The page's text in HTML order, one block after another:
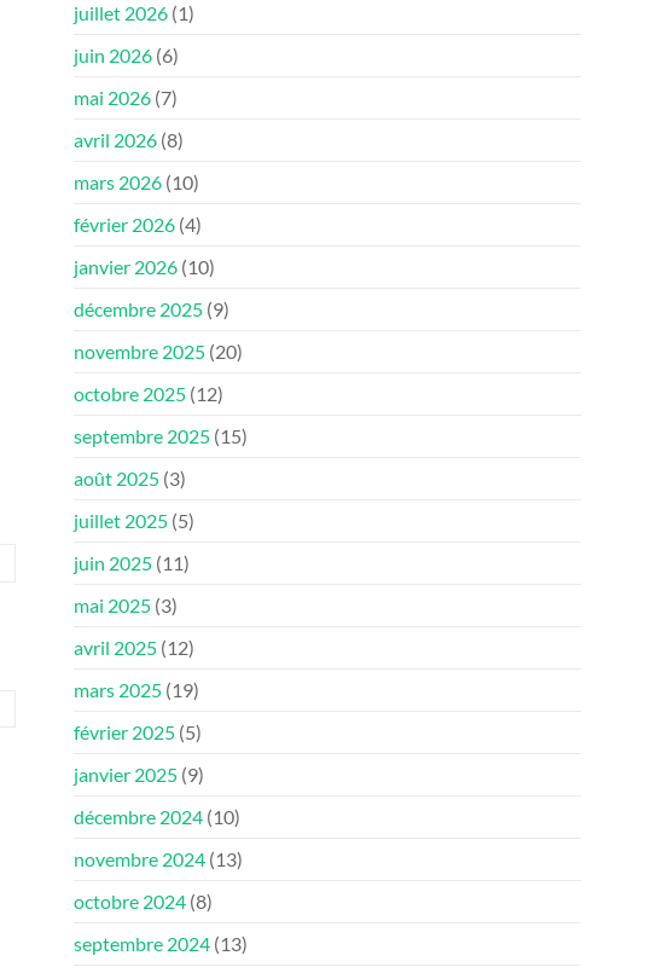
juillet 2026 (1)
juin 2026 (6)
mai 2026 (7)
avril 2026 (8)
mars 2026 (10)
février 2026 (4)
janvier 2026 (10)
décembre 2025 (9)
novembre 2025 (20)
octobre 2025 (12)
septembre 2025 (15)
août 2025 (3)
juillet 2025 (5)
juin 2025 (11)
mai 2025 (3)
avril 2025 (12)
mars 2025 (19)
février 2025 (5)
janvier 2025 (9)
décembre 2024 (10)
novembre 2024 (13)
octobre 2024 (8)
septembre 2024 (13)